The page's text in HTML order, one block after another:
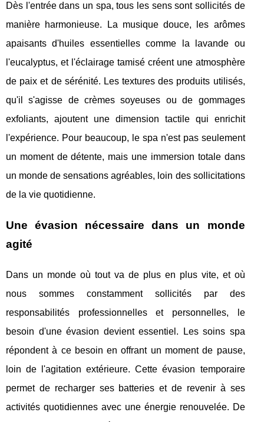
Dès l'entrée dans un spa, tous les sens sont sollicités de
manière harmonieuse. La musique douce, les arômes
apaisants d'huiles essentielles comme la lavande ou
l'eucalyptus, et l'éclairage tamisé créent une atmosphère
de paix et de sérénité. Les textures des produits utilisés,
qu'il s'agisse de crèmes soyeuses ou de gommages
exfoliants, ajoutent une dimension tactile qui enrichit
l'expérience. Pour beaucoup, le spa n'est pas seulement
un moment de détente, mais une immersion totale dans
un monde de sensations agréables, loin des sollicitations
de la vie quotidienne.
Une évasion nécessaire dans un monde
agité
Dans un monde où tout va de plus en plus vite, et où
nous sommes constamment sollicités par des
responsabilités professionnelles et personnelles, le
besoin d'une évasion devient essentiel. Les soins spa
répondent à ce besoin en offrant un moment de pause,
loin de l'agitation extérieure. Cette évasion temporaire
permet de recharger ses batteries et de revenir à ses
activités quotidiennes avec une énergie renouvelée. De